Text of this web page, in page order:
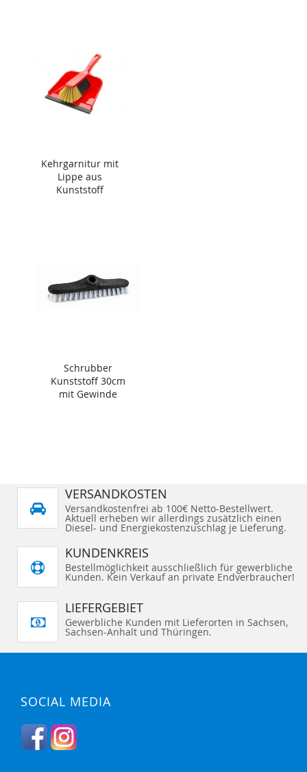
Kehrgarnitur mit
Lippe aus
Kunststoff
Schrubber
Kunststoff 30cm
mit Gewinde
VERSANDKOSTEN
Versandkostenfrei ab 100€ Netto-Bestellwert.
Aktuell erheben wir allerdings zusätzlich einen
Diesel- und Energiekostenzuschlag je Lieferung.
KUNDENKREIS
Bestellmöglichkeit ausschließlich für gewerbliche
Kunden. Kein Verkauf an private Endverbraucher!
LIEFERGEBIET
Gewerbliche Kunden mit Lieferorten in Sachsen,
Sachsen-Anhalt und Thüringen.
SOCIAL MEDIA